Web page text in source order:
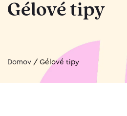
Gélové tipy
Domov / Gélové tipy